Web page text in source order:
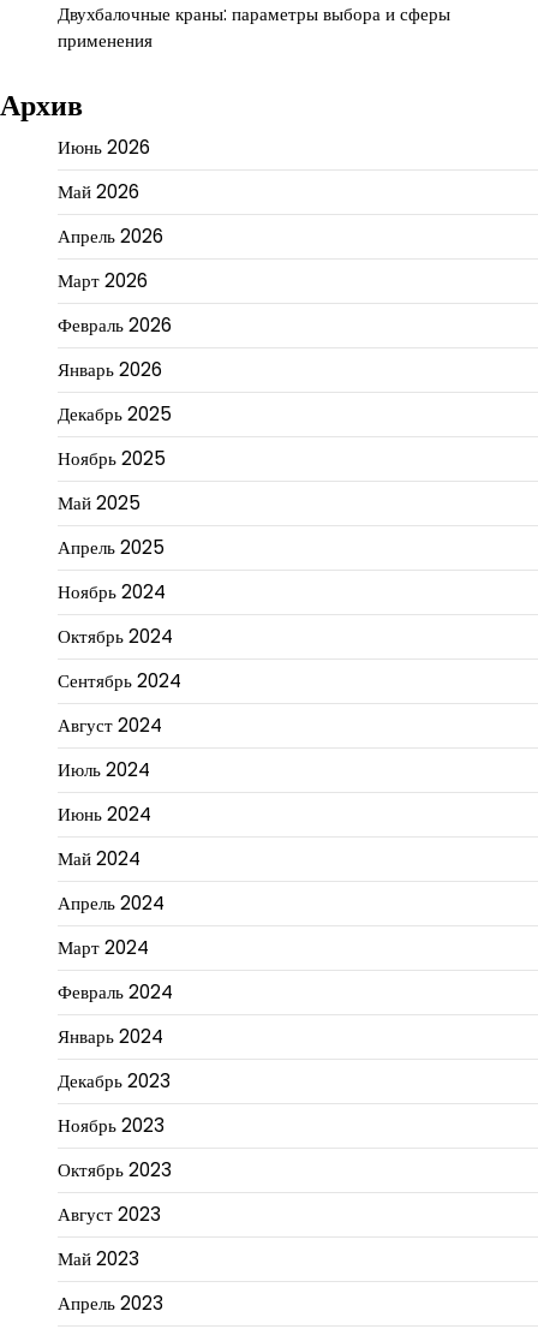
Двухбалочные краны: параметры выбора и сферы
применения
Архив
Июнь 2026
Май 2026
Апрель 2026
Март 2026
Февраль 2026
Январь 2026
Декабрь 2025
Ноябрь 2025
Май 2025
Апрель 2025
Ноябрь 2024
Октябрь 2024
Сентябрь 2024
Август 2024
Июль 2024
Июнь 2024
Май 2024
Апрель 2024
Март 2024
Февраль 2024
Январь 2024
Декабрь 2023
Ноябрь 2023
Октябрь 2023
Август 2023
Май 2023
Апрель 2023